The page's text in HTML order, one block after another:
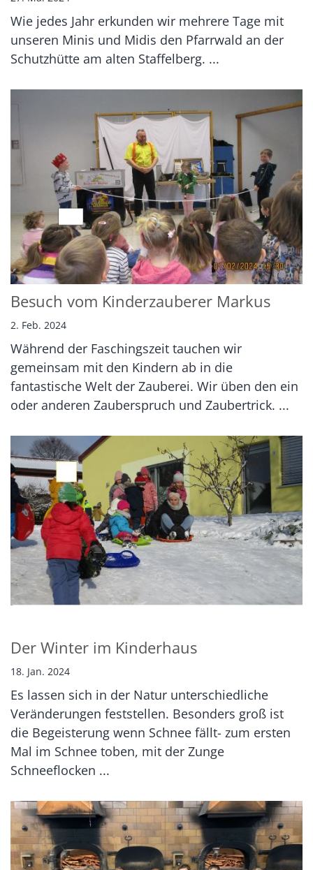
Wie jedes Jahr erkunden wir mehrere Tage mit
unseren Minis und Midis den Pfarrwald an der
Schutzhütte am alten Staffelberg. ...
Besuch vom Kinderzauberer Markus
2. Feb. 2024
Während der Faschingszeit tauchen wir
gemeinsam mit den Kindern ab in die
fantastische Welt der Zauberei. Wir üben den ein
oder anderen Zauberspruch und Zaubertrick. ...
Der Winter im Kinderhaus
18. Jan. 2024
Es lassen sich in der Natur unterschiedliche
Veränderungen feststellen. Besonders groß ist
die Begeisterung wenn Schnee fällt- zum ersten
Mal im Schnee toben, mit der Zunge
Schneeflocken ...